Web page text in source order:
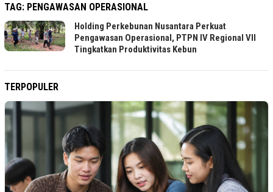
TAG: PENGAWASAN OPERASIONAL
Holding Perkebunan Nusantara Perkuat
Pengawasan Operasional, PTPN IV Regional VII
Tingkatkan Produktivitas Kebun
TERPOPULER